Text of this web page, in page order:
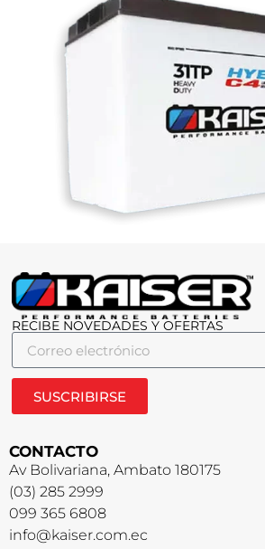
RECIBE NOVEDADES Y OFERTAS
SUSCRIBIRSE
CONTACTO
Av Bolivariana, Ambato 180175
(03) 285 2999
099 365 6808
info@kaiser.com.ec